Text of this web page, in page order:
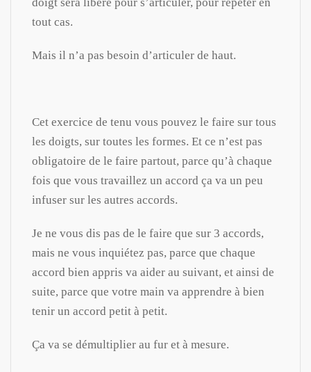
tout cas.
Mais il n’a pas besoin d’articuler de haut.
Cet exercice de tenu vous pouvez le faire sur tous
les doigts, sur toutes les formes. Et ce n’est pas
obligatoire de le faire partout, parce qu’à chaque
fois que vous travaillez un accord ça va un peu
infuser sur les autres accords.
Je ne vous dis pas de le faire que sur 3 accords,
mais ne vous inquiétez pas, parce que chaque
accord bien appris va aider au suivant, et ainsi de
suite, parce que votre main va apprendre à bien
tenir un accord petit à petit.
Ça va se démultiplier au fur et à mesure.